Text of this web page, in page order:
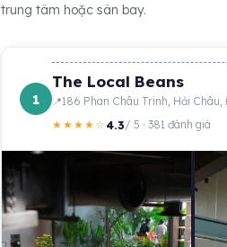
trung tâm hoặc sân bay.
1
The Local Beans
186 Phan Châu Trinh, Hải
★★★★☆4.3/ 5 · 381 đánh giá